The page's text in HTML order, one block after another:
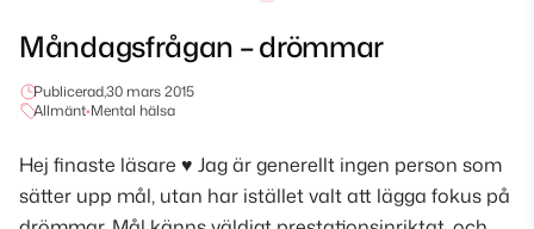
Måndagsfrågan – drömmar
Publicerad,30 mars 2015
Allmänt•Mental hälsa
Hej finaste läsare ♥ Jag är generellt ingen person som
sätter upp mål, utan har istället valt att lägga fokus på